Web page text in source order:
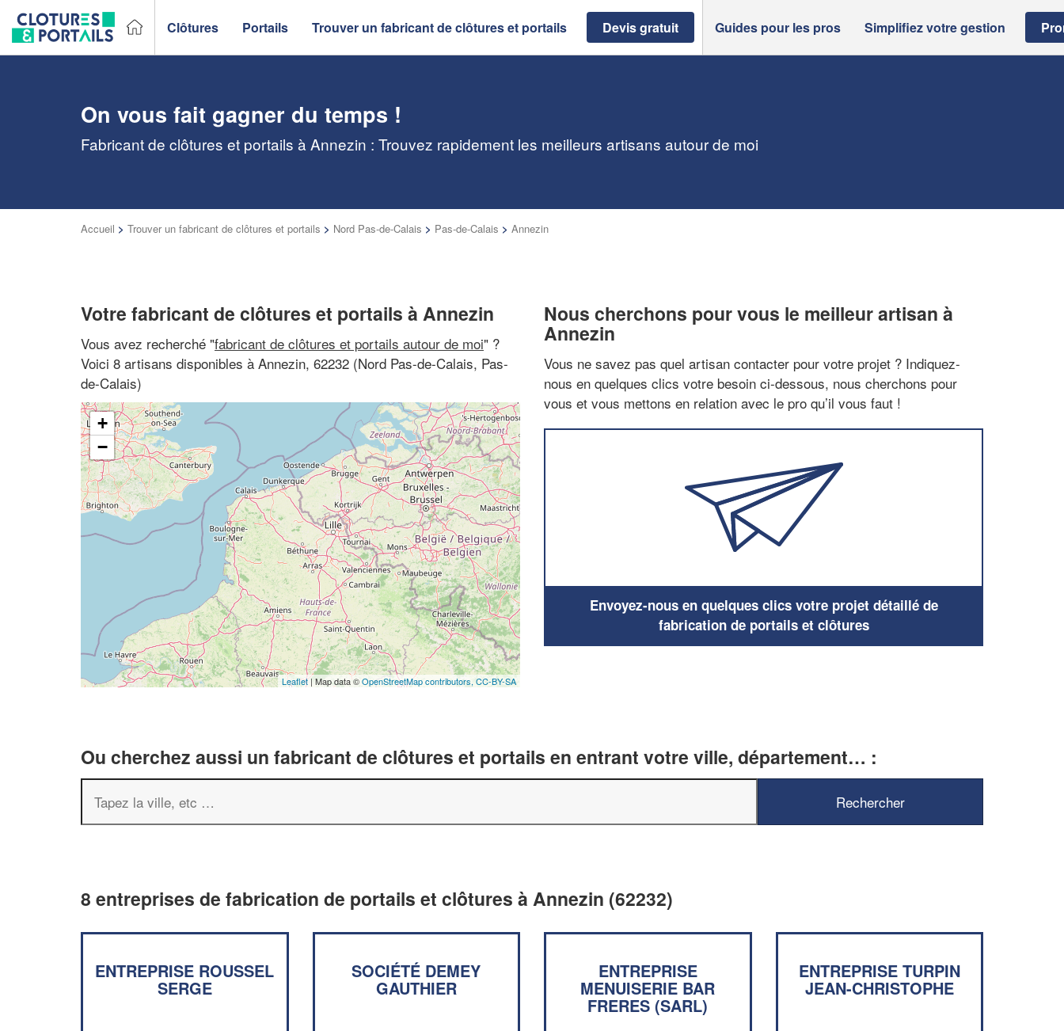
Clôtures Portails Trouver un fabricant de clôtures et portails Devis gratuit Guides pour les pros Simplifiez votre gestion
On vous fait gagner du temps !
Fabricant de clôtures et portails à Annezin : Trouvez rapidement les meilleurs artisans autour de moi
Accueil > Trouver un fabricant de clôtures et portails > Nord Pas-de-Calais > Pas-de-Calais > Annezin
Votre fabricant de clôtures et portails à Annezin
Vous avez recherché "fabricant de clôtures et portails autour de moi" ?
Voici 8 artisans disponibles à Annezin, 62232 (Nord Pas-de-Calais, Pas-
de-Calais)
+
−
Leaflet| Map data ©OpenStreetMap contributors, CC-BY-SA
Nous cherchons pour vous le meilleur artisan à
Annezin
Vous ne savez pas quel artisan contacter pour votre projet ? Indiquez-
nous en quelques clics votre besoin ci-dessous, nous cherchons pour
vous et vous mettons en relation avec le pro qu’il vous faut !
Envoyez-nous en quelques clics votre projet détaillé de
fabrication de portails et clôtures
Ou cherchez aussi un fabricant de clôtures et portails en entrant votre ville, département… :
8 entreprises de fabrication de portails et clôtures à Annezin (62232)
ENTREPRISE ROUSSEL
SERGE
SOCIÉTÉ DEMEY
GAUTHIER
ENTREPRISE
MENUISERIE BAR
FRERES (SARL)
ENTREPRISE TURPIN
JEAN-CHRISTOPHE
✕
Vous êtes un
professionnel ?